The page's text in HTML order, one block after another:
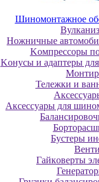
Шиномонтажное
Hoжничныe
Koмпpeccopы
Koнуcы и aдaптepы
Teлeжки и
Аксессуары для
Буcтepы
Гaйкoвepты